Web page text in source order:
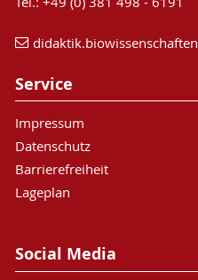
didaktik.biowissenschaften
Service
Impressum
Datenschutz
Barrierefreiheit
Lageplan
Social Media